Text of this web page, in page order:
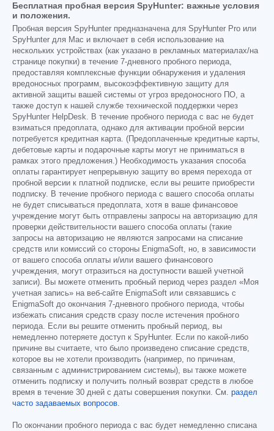
Бесплатная пробная версия SpyHunter: важные условия
и положения.
Пробная версия SpyHunter предназначена для SpyHunter Pro или
SpyHunter для Mac и включает в себя использование на
нескольких устройствах (как указано в рекламных материалах/на
странице покупки) в течение 7-дневного пробного периода,
предоставляя комплексные функции обнаружения и удаления
вредоносных программ, высокоэффективную защиту для
активной защиты вашей системы от угроз вредоносного ПО, а
также доступ к нашей службе технической поддержки через
SpyHunter HelpDesk. В течение пробного периода с вас не будет
взиматься предоплата, однако для активации пробной версии
потребуется кредитная карта. (Предоплаченные кредитные карты,
дебетовые карты и подарочные карты могут не приниматься в
рамках этого предложения.) Необходимость указания способа
оплаты гарантирует непрерывную защиту во время перехода от
пробной версии к платной подписке, если вы решите приобрести
подписку. В течение пробного периода с вашего способа оплаты
не будет списываться предоплата, хотя в ваше финансовое
учреждение могут быть отправлены запросы на авторизацию для
проверки действительности вашего способа оплаты (такие
запросы на авторизацию не являются запросами на списание
средств или комиссий со стороны EnigmaSoft, но, в зависимости
от вашего способа оплаты и/или вашего финансового
учреждения, могут отразиться на доступности вашей учетной
записи). Вы можете отменить пробный период через раздел «Моя
учетная запись» на веб-сайте EnigmaSoft или связавшись с
EnigmaSoft до окончания 7-дневного пробного периода, чтобы
избежать списания средств сразу после истечения пробного
периода. Если вы решите отменить пробный период, вы
немедленно потеряете доступ к SpyHunter. Если по какой-либо
причине вы считаете, что было произведено списание средств,
которое вы не хотели производить (например, по причинам,
связанным с администрированием системы), вы также можете
отменить подписку и получить полный возврат средств в любое
время в течение 30 дней с даты совершения покупки. См. раздел
часто задаваемых вопросов.
По окончании пробного периода с вас будет немедленно списана